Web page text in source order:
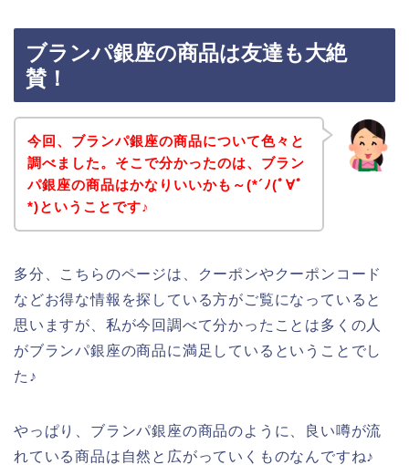
ブランパ銀座の商品は友達も大絶
賛！
今回、ブランパ銀座の商品について色々と
調べました。そこで分かったのは、ブラン
パ銀座の商品はかなりいいかも～(*´ﾉ(ﾟ∀ﾟ
*)ということです♪
多分、こちらのページは、クーポンやクーポンコード
などお得な情報を探している方がご覧になっていると
思いますが、私が今回調べて分かったことは多くの人
がブランパ銀座の商品に満足しているということでし
た♪
やっぱり、ブランパ銀座の商品のように、良い噂が流
れている商品は自然と広がっていくものなんですね♪